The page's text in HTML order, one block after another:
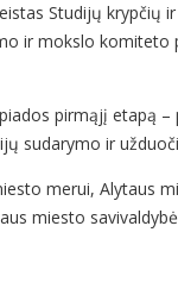
Studijų krypčių
ir mokslo
pirmąjį etapą
sudarymo ir
merui, Alytaus
miesto